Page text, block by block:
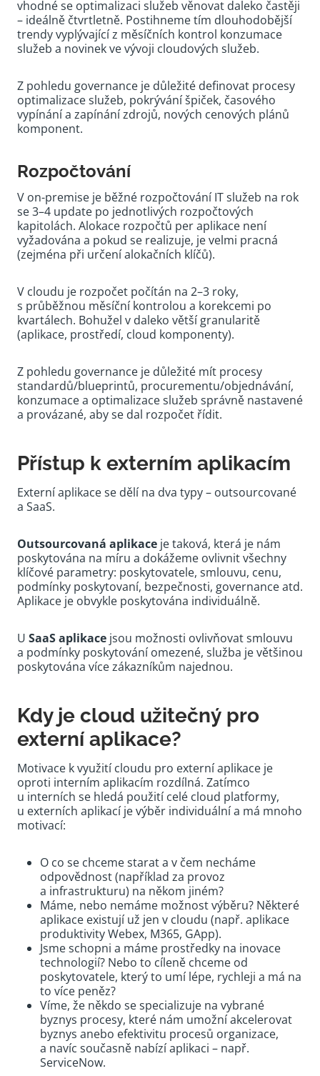
vhodné se optimalizaci služeb věnovat daleko častěji
– ideálně čtvrtletně. Postihneme tím dlouhodobější
trendy vyplývající z měsíčních kontrol konzumace
služeb a novinek ve vývoji cloudových služeb.
Z pohledu governance je důležité definovat procesy
optimalizace služeb, pokrývání špiček, časového
vypínání a zapínání zdrojů, nových cenových plánů
komponent.
Rozpočtování
V on-premise je běžné rozpočtování IT služeb na rok
se 3–4 update po jednotlivých rozpočtových
kapitolách. Alokace rozpočtů per aplikace není
vyžadována a pokud se realizuje, je velmi pracná
(zejména při určení alokačních klíčů).
V cloudu je rozpočet počítán na 2–3 roky,
s průběžnou měsíční kontrolou a korekcemi po
kvartálech. Bohužel v daleko větší granularitě
(aplikace, prostředí, cloud komponenty).
Z pohledu governance je důležité mít procesy
standardů/blueprintů, procurementu/objednávání,
konzumace a optimalizace služeb správně nastavené
a provázané, aby se dal rozpočet řídit.
Přístup k externím aplikacím
Externí aplikace se dělí na dva typy – outsourcované
a SaaS.
Outsourcovaná aplikace je taková, která je nám
poskytována na míru a dokážeme ovlivnit všechny
klíčové parametry: poskytovatele, smlouvu, cenu,
podmínky poskytovaní, bezpečnosti, governance atd.
Aplikace je obvykle poskytována individuálně.
U SaaS aplikace jsou možnosti ovlivňovat smlouvu
a podmínky poskytování omezené, služba je většinou
poskytována více zákazníkům najednou.
Kdy je cloud užitečný pro
externí aplikace?
Motivace k využití cloudu pro externí aplikace je
oproti interním aplikacím rozdílná. Zatímco
u interních se hledá použití celé cloud platformy,
u externích aplikací je výběr individuální a má mnoho
motivací:
O co se chceme starat a v čem necháme
odpovědnost (například za provoz
a infrastrukturu) na někom jiném?
Máme, nebo nemáme možnost výběru? Některé
aplikace existují už jen v cloudu (např. aplikace
produktivity Webex, M365, GApp).
Jsme schopni a máme prostředky na inovace
technologií? Nebo to cíleně chceme od
poskytovatele, který to umí lépe, rychleji a má na
to více peněz?
Víme, že někdo se specializuje na vybrané
byznys procesy, které nám umožní akcelerovat
byznys anebo efektivitu procesů organizace,
a navíc současně nabízí aplikaci – např.
ServiceNow.